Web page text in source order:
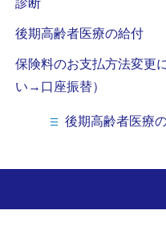
後期高齢者医療の給付
保険料のお支払方法変更
い→口座振替）
後期高齢者医療